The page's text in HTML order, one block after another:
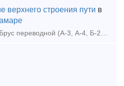
верхнего строения пути в